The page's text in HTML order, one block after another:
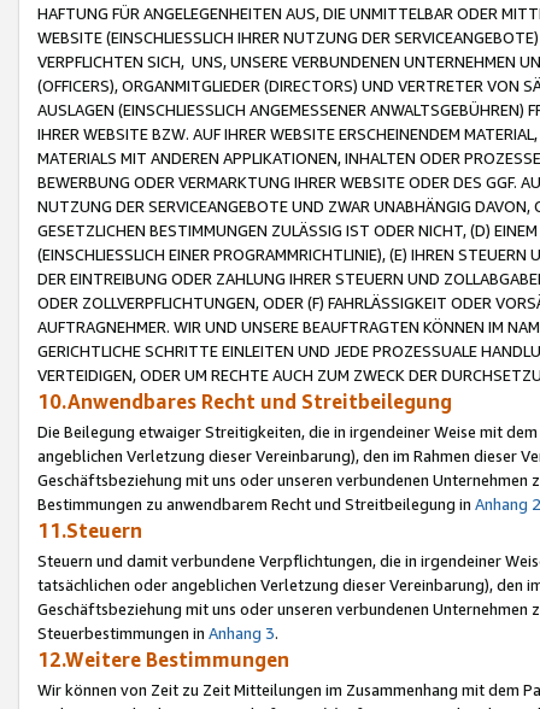
HAFTUNG FÜR ANGELEGENHEITEN AUS, DIE UNMITTELBAR ODER
WEBSITE (EINSCHLIESSLICH IHRER NUTZUNG DER
VERPFLICHTEN SICH, UNS, UNSERE VERBUNDENEN UNTERNEHMEN
(OFFICERS), ORGANMITGLIEDER (DIRECTORS) UND VERTRETER VON
AUSLAGEN (EINSCHLIESSLICH ANGEMESSENER
IHRER WEBSITE BZW. AUF IHRER WEBSITE ERSCHEINENDEM
MATERIALS MIT ANDEREN APPLIKATIONEN, INHALTEN ODER
BEWERBUNG ODER VERMARKTUNG IHRER WEBSITE ODER DES GGF.
NUTZUNG DER SERVICEANGEBOTE UND ZWAR UNABHÄNGIG
GESETZLICHEN BESTIMMUNGEN ZULÄSSIG IST ODER NICHT, (D)
(EINSCHLIESSLICH EINER PROGRAMMRICHTLINIE), (E) IHREN
DER EINTREIBUNG ODER ZAHLUNG IHRER STEUERN UND
ODER ZOLLVERPFLICHTUNGEN, ODER (F) FAHRLÄSSIGKEIT ODER
AUFTRAGNEHMER. WIR UND UNSERE BEAUFTRAGTEN KÖNNEN IM
GERICHTLICHE SCHRITTE EINLEITEN UND JEDE PROZESSUALE
VERTEIDIGEN, ODER UM RECHTE AUCH ZUM ZWECK DER
10.Anwendbares Recht und Streitbeilegung
Die Beilegung etwaiger Streitigkeiten, die in irgendeiner Weise mit
angeblichen Verletzung dieser Vereinbarung), den im Rahmen dieser
Geschäftsbeziehung mit uns oder unseren verbundenen
Bestimmungen zu anwendbarem Recht und Streitbeilegung in Anhang 2
11.Steuern
Steuern und damit verbundene Verpflichtungen, die in irgendeiner
tatsächlichen oder angeblichen Verletzung dieser Vereinbarung), den
Geschäftsbeziehung mit uns oder unseren verbundenen
Steuerbestimmungen in Anhang 3.
12.Weitere Bestimmungen
Wir können von Zeit zu Zeit Mitteilungen im Zusammenhang mit dem